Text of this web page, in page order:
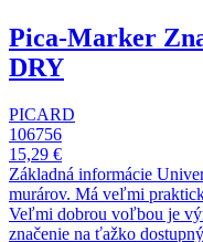
Pica-Marker
DRY
PICARD
106756
15,29 €
Základná informácie
murárov. Má veľmi
Veľmi dobrou voľbou je
značenie na ťažko